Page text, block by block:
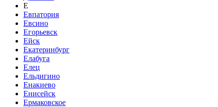
Е
Евпатория
Евсино
Егорьевск
Ейск
Екатеринбург
Елабуга
Елец
Ельдигино
Енакиево
Енисейск
Ермаковское